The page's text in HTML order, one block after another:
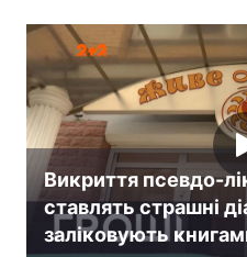
Викриття псевдо-
ставлять страшні
заліковують